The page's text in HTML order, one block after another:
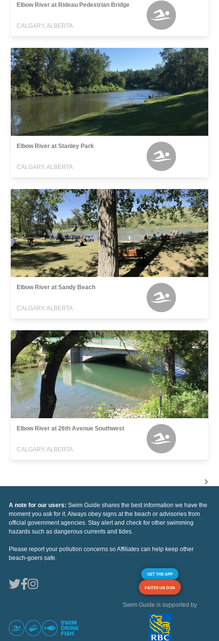
Elbow River at Rideau Pedestrian Bridge
CALGARY, ALBERTA
Elbow River at Stanley Park
CALGARY, ALBERTA
Elbow River at Sandy Beach
CALGARY, ALBERTA
Elbow River at 26th Avenue Southwest
CALGARY, ALBERTA
A note for our users: Swim Guide shares the best information we have the
moment you ask for it. Always obey signs at the beach or advisories from
official government agencies. Stay alert and check for other swimming
hazards such as dangerous currents and tides.
Please report your pollution concerns so Affiliates can help keep other
beach-goers safe.
GET THE APP
FAITES UN DON
Swim Guide is supported by